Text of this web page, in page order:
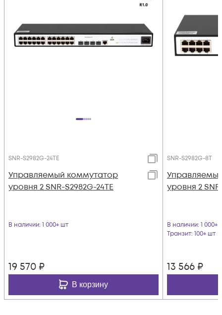
SNR-S2982G-24TE
Управляемый коммутатор
уровня 2 SNR-S2982G-24TE
В наличии: 1 000+ шт
19 570 ₽
В корзину
SNR-S2982G-8T
уровня 2
В наличии: 1 000+
Транзит: 100+ шт
13 566 ₽